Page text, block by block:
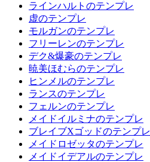
ラインハルトのテンプレ
虚のテンプレ
モルガンのテンプレ
フリーレンのテンプレ
デク&爆豪のテンプレ
暁美ほむらのテンプレ
ヒンメルのテンプレ
ランスのテンプレ
フェルンのテンプレ
メイドイルミナのテンプレ
ブレイブXゴッドのテンプレ
メイドロゼッタのテンプレ
メイドイデアルのテンプレ